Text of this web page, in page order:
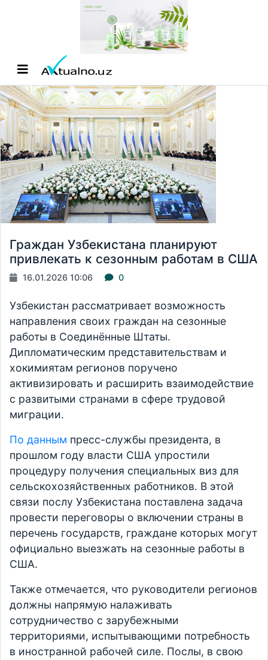
Граждан Узбекистана планируют
привлекать к сезонным работам в США
16.01.2026 10:06 0
Узбекистан рассматривает возможность
направления своих граждан на сезонные
работы в Соединённые Штаты.
Дипломатическим представительствам и
хокимиятам регионов поручено
активизировать и расширить взаимодействие
с развитыми странами в сфере трудовой
миграции.
По данным пресс-службы президента, в
прошлом году власти США упростили
процедуру получения специальных виз для
сельскохозяйственных работников. В этой
связи послу Узбекистана поставлена задача
провести переговоры о включении страны в
перечень государств, граждане которых могут
официально выезжать на сезонные работы в
США.
Также отмечается, что руководители регионов
должны напрямую налаживать
сотрудничество с зарубежными
территориями, испытывающими потребность
в иностранной рабочей силе. Послы, в свою